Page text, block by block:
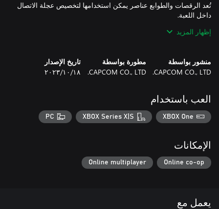
تُعد الرقصات والطوابع عناصر يمكن استخدامها لتخصيص عجلة الاتصال
Microsoft الذي اشترى المحتوى. حتى إن كان مدير مجموعة العائلة
سيشتري العنصر الإضافي، فإن المحتوى لن يكون متاحًا لدى أعضاء
إظهار المزيد
منشور بواسطة
CAPCOM CO., LTD.
مطورة بواسطة
CAPCOM CO., LTD.
تاريخ الإصدار
١٨‏/١٠‏/٢٠٢٣
العب باستخدام
XBOX One
XBOX Series X|S
PC
الإمكانات
Online co-op
Online multiplayer
يعمل مع